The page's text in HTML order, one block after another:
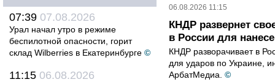
07:39 07.08.2026
Урал начал утро в режиме
беспилотной опасности, горит
склад Wilberries в Екатеринбурге ©
11:15 06.08.2026
06.08.2026 11:15
КНДР развернет
в России для
КНДР разворачивает в
для ударов по Украине,
АрбатМедиа. ©